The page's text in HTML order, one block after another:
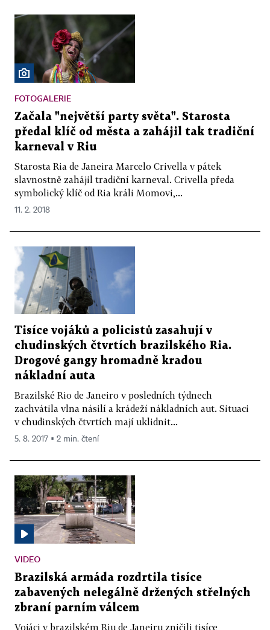
FOTOGALERIE
Začala "největší party světa". Starosta
předal klíč od města a zahájil tak tradiční
karneval v Riu
Starosta Ria de Janeira Marcelo Crivella v pátek
slavnostně zahájil tradiční karneval. Crivella předa
symbolický klíč od Ria králi Momovi,...
11. 2. 2018
Tisíce vojáků a policistů zasahují v
chudinských čtvrtích brazilského Ria.
Drogové gangy hromadně kradou
nákladní auta
Brazilské Rio de Janeiro v posledních týdnech
zachvátila vlna násilí a krádeží nákladních aut. Situaci
v chudinských čtvrtích mají uklidnit...
5. 8. 2017 ▪ 2 min. čtení
VIDEO
Brazilská armáda rozdrtila tisíce
zabavených nelegálně držených střelných
zbraní parním válcem
Vojáci v brazilském Riu de Janeiru zničili tisíce